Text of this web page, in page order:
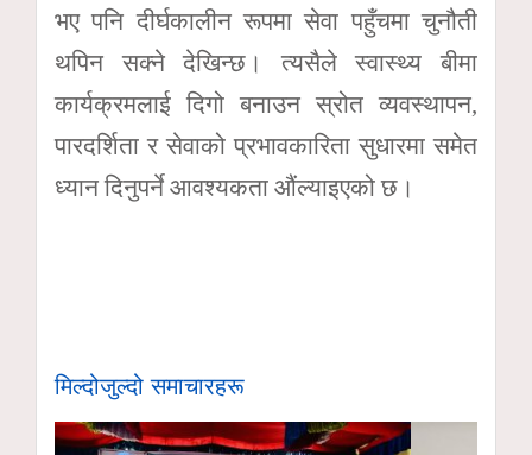
भए पनि दीर्घकालीन रूपमा सेवा पहुँचमा चुनौती
थपिन सक्ने देखिन्छ। त्यसैले स्वास्थ्य बीमा
कार्यक्रमलाई दिगो बनाउन स्रोत व्यवस्थापन,
पारदर्शिता र सेवाको प्रभावकारिता सुधारमा समेत
ध्यान दिनुपर्ने आवश्यकता औंल्याइएको छ।
मिल्दोजुल्दो समाचारहरू